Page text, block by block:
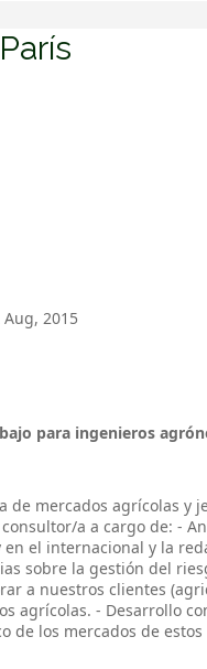
Aug, 2015
para ingenieros
de mercados agrícolas y
a a cargo de: -
el internacional y la
sobre la gestión del
a nuestros clientes
agrícolas. - Desarrollo
de los mercados de